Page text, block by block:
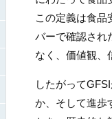
この定義は食品
バーで確認され
なく、価値観、
したがって
か、そして進歩